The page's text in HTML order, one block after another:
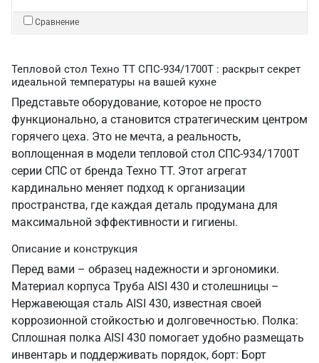
Сравнение
Тепловой стол Техно ТТ СПС-934/1700Т : раскрыт секрет
идеальной температуры на вашей кухне
Представьте оборудование, которое не просто
функционально, а становится стратегическим центром
горячего цеха. Это не мечта, а реальность,
воплощенная в модели тепловой стол СПС-934/1700Т
серии СПС от бренда Техно ТТ. Этот агрегат
кардинально меняет подход к организации
пространства, где каждая деталь продумана для
максимальной эффективности и гигиены.
Описание и конструкция
Перед вами – образец надежности и эргономики.
Материал корпуса Труба AISI 430 и столешницы –
Нержавеющая сталь AISI 430, известная своей
коррозионной стойкостью и долговечностью. Полка:
Сплошная полка AISI 430 помогает удобно размещать
инвентарь и поддерживать порядок, борт: Борт